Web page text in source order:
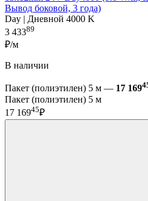
Вывод боковой, 3 года)
Day | Дневной 4000 K
3 43389
₽/м
В наличии
Пакет (полиэтилен) 5 м — 17 169
Пакет (полиэтилен) 5 м
17 16945₽